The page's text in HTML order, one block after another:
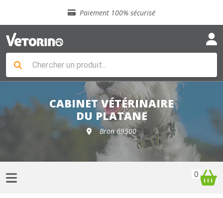
Paiement 100% sécurisé
Livraison gratuite en clinique vétérinaire
Sélection de croquettes vétérinaire
Livraison gratuite en clinique vétérinaire
Retour gratuit en clinique
Sélection de croquettes vétérinaire
CABINET VÉTÉRINAIRE
DU PLATANE
Bron 69500
0